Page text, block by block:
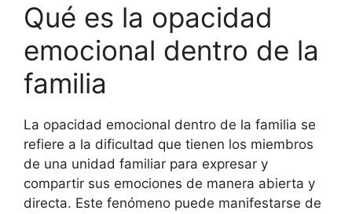
Qué es la opacidad
emocional dentro de la
familia
La opacidad emocional dentro de la familia se
refiere a la dificultad que tienen los miembros
de una unidad familiar para expresar y
compartir sus emociones de manera abierta y
directa. Este fenómeno puede manifestarse de